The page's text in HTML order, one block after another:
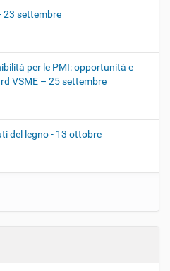
23 settembre
per le PMI: opportunità e
VSME – 25 settembre
del legno - 13 ottobre